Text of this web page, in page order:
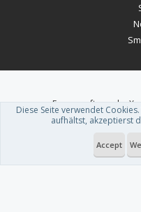
Forum software by
Theme
Du betrachtest gerade: iOS &
Diese Seite verwendet
aufhältst, akzeptierst
Accept